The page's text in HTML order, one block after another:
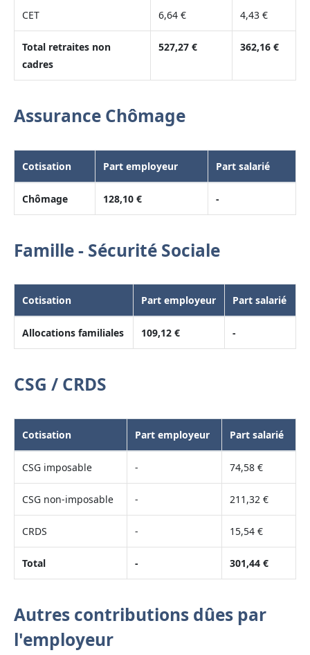
CET 6,64 € 4,43 €
Total retraites non
cadres
527,27 € 362,16 €
Assurance Chômage
Cotisation Part employeur Part salarié
Chômage 128,10 € -
Famille - Sécurité Sociale
Cotisation Part employeur Part salarié
Allocations familiales 109,12 € -
CSG / CRDS
Cotisation Part employeur Part salarié
CSG imposable - 74,58 €
CSG non-imposable - 211,32 €
CRDS - 15,54 €
Total - 301,44 €
Autres contributions dûes par
l'employeur